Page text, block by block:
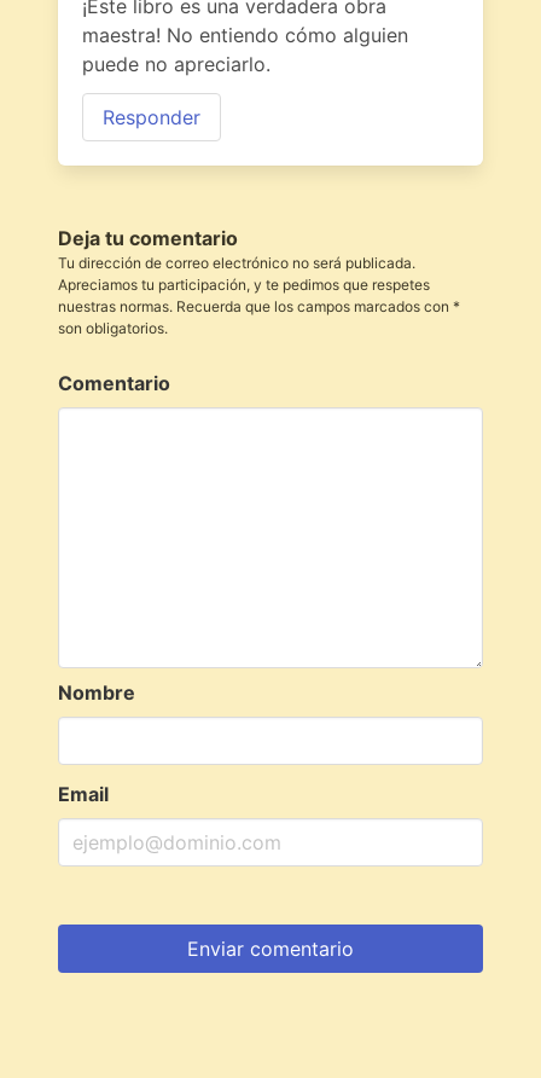
¡Este libro es una verdadera obra
maestra! No entiendo cómo alguien
puede no apreciarlo.
Responder
Deja tu comentario
Tu dirección de correo electrónico no será publicada.
Apreciamos tu participación, y te pedimos que respetes
nuestras normas. Recuerda que los campos marcados con *
son obligatorios.
Comentario
Nombre
Email